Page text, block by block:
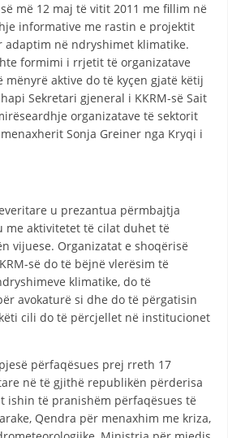
më 12 maj të vitit 2011 me fillim në
informative me rastin e projektit
adaptim në ndryshimet klimatike.
formimi i rrjetit të organizatave
aktive do të kyçen gjatë këtij
Sekretari gjeneral i KKRM-së Sait
organizatave të sektorit
Sonja Greiner nga Kryqi i
u prezantua përmbajtja
me aktivitetet të cilat duhet të
vijuese. Organizatat e shoqërisë
së do të bëjnë vlerësim të
klimatike, do të
avokaturë si dhe do të përgatisin
cili do të përcjellet në institucionet
përfaqësues prej rreth 17
në të gjithë republikën përderisa
ishin të pranishëm përfaqësues të
Qendra për menaxhim me kriza,